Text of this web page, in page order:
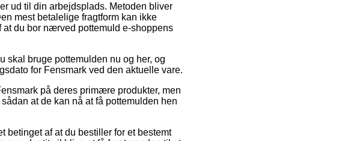
ud til din arbejdsplads. Metoden bliver
mest betalelige fragtform kan ikke
du bor nærved pottemuld e-shoppens
skal bruge pottemulden nu og her, og
for Fensmark ved den aktuelle vare.
på deres primære produkter, men
at de kan nå at få pottemulden hen
betinget af at du bestiller for et bestemt